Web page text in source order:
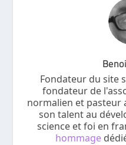
Fondateur du site
fondateur de
normalien et pasteur
son talent au
science et foi en
hommage